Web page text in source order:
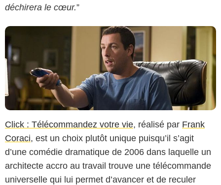
déchirera le cœur.”
Click : Télécommandez votre vie, réalisé par Frank
Coraci, est un choix plutôt unique puisqu’il s’agit
d’une comédie dramatique de 2006 dans laquelle un
architecte accro au travail trouve une télécommande
universelle qui lui permet d’avancer et de reculer